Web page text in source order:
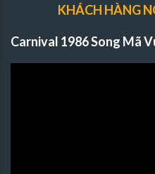
KHÁCH HÀNG
Carnival 1986 Song Mã